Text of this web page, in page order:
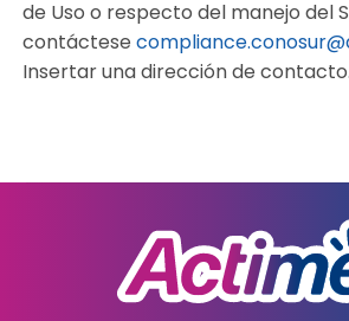
de Uso o respecto del manejo del
contáctese
Insertar una dirección de contacto.